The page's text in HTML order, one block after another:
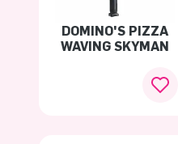
DOMINO'S PIZZA
WAVING SKYMAN